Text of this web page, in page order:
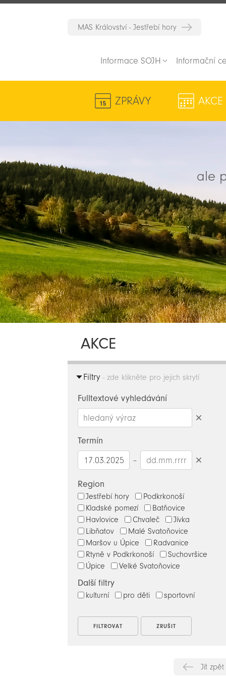
MAS Království - Jestřebí hory
Informace SOJH Informační
ZPRÁVY AKCE
ale
AKCE
Filtry - zde klikněte pro jejich skrytí
Fulltextové vyhledávání
Termín
–
Region
Jestřebí hory
Podkrkonoší
Kladské pomezí
Batňovice
Havlovice
Chvaleč
Jívka
Libňatov
Malé Svatoňovice
Maršov u Úpice
Radvanice
Rtyně v Podkrkonoší
Suchovršice
Úpice
Velké Svatoňovice
Další filtry
kulturní pro děti sportovní
Jít zpět